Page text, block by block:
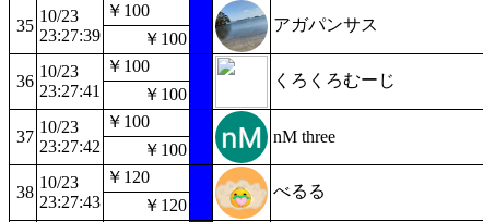
35
10/23
23:27:39
￥100
アガパンサス
￥100
36
10/23
23:27:41
￥100
くろくろむーじ
￥100
37
10/23
23:27:42
￥100
nM three
￥100
38
10/23
23:27:43
￥120
べるる
￥120